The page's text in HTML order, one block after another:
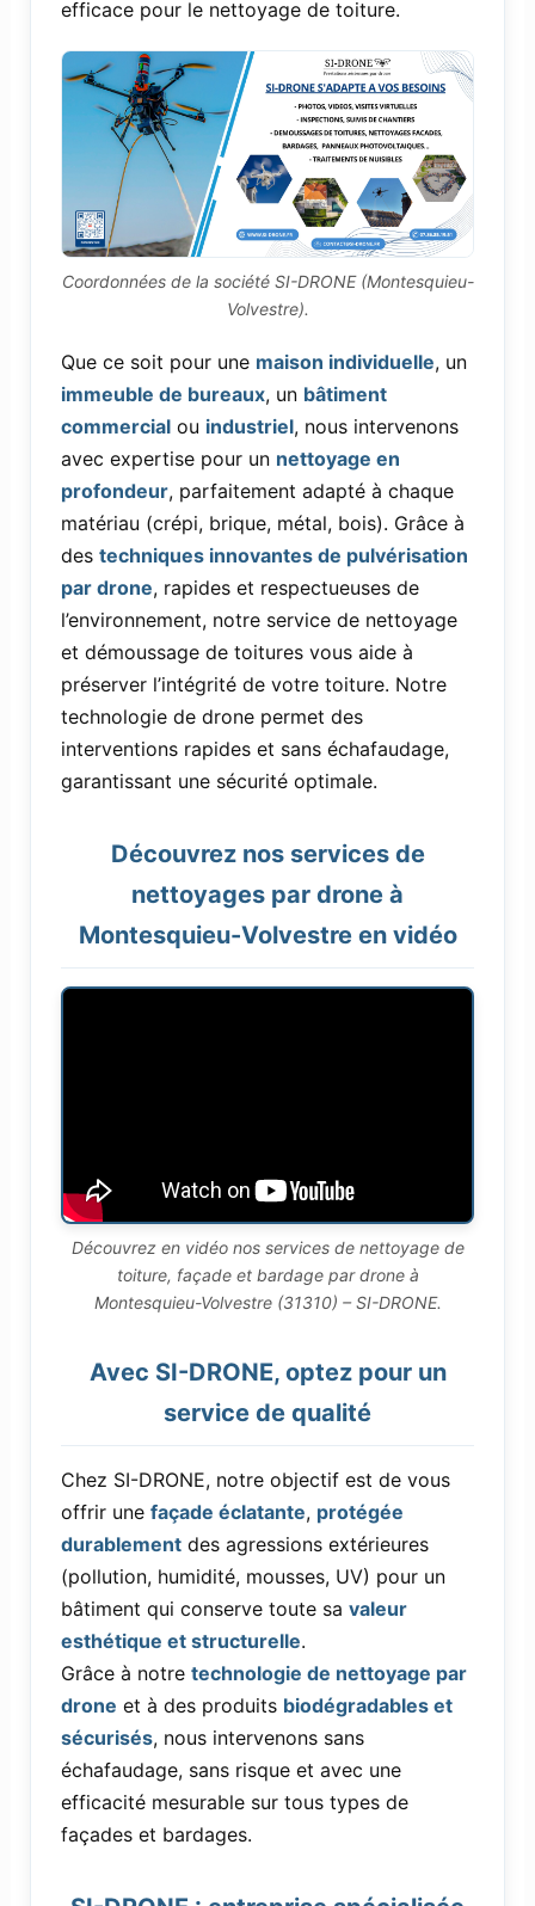
efficace pour le nettoyage de toiture.
Coordonnées de la société SI-DRONE (Montesquieu-
Volvestre).
Que ce soit pour une maison individuelle, un
immeuble de bureaux, un bâtiment
commercialou industriel, nous intervenons
avec expertise pour un nettoyage en
profondeur, parfaitement adapté à chaque
matériau (crépi, brique, métal, bois). Grâce à
des techniques innovantes de pulvérisation
par drone, rapides et respectueuses de
l’environnement, notre service de nettoyage
et démoussage de toitures vous aide à
préserver l’intégrité de votre toiture. Notre
technologie de drone permet des
interventions rapides et sans échafaudage,
garantissant une sécurité optimale.
Découvrez nos services de
nettoyages par drone à
Montesquieu-Volvestre en vidéo
Découvrez en vidéo nos services de nettoyage de
toiture, façade et bardage par drone à
Montesquieu-Volvestre (31310) – SI-DRONE.
Avec SI-DRONE, optez pour un
service de qualité
Chez SI-DRONE, notre objectif est de vous
offrir une façade éclatante, protégée
durablementdes agressions extérieures
(pollution, humidité, mousses, UV) pour un
bâtiment qui conserve toute sa valeur
esthétique et structurelle.
Grâce à notre technologie de nettoyage par
drone et à des produits biodégradables et
sécurisés, nous intervenons sans
échafaudage, sans risque et avec une
efficacité mesurable sur tous types de
façades et bardages.